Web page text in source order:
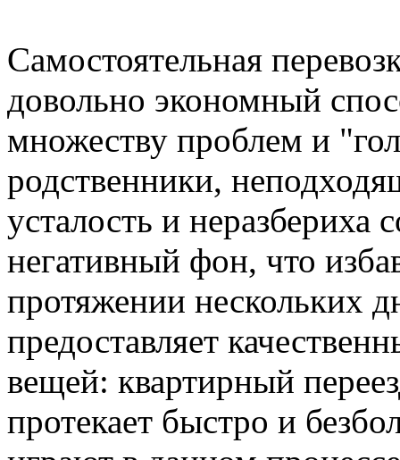
Самостоятельная
довольно экономный
множеству проблем и
родственники,
усталость и неразбериха
негативный фон, что
протяжении нескольких
предоставляет
вещей: квартирный
протекает быстро и